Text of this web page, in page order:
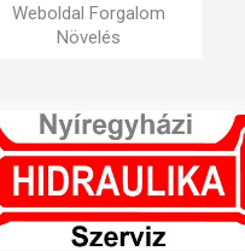
Weboldal Forgalom
Növelés